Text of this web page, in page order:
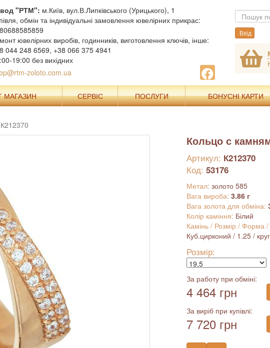
"РТМ": м.Київ, вул.В.Липківського (Урицького), 1
обмін та індивідуальні замовлення ювелірних прикрас:
ювелірних виробів, годинників, виготовлення ключів, інше:
044 248 6569, +38 066 375 4941
19:00 без вихідних
zoloto.com.ua
Вхід
МАГАЗИН СЕРВІС ПОСЛУГИ БОНУСНІ КАРТИ
Кольцо с
Артикул: К212370
Код: 53176
Метал: золото 585
Вага вироба: 3.86 г
Вага золота для обміна:
Колір каміння: Білий
Камінь / Розмір / Форма /
Куб.цирконий / 1.25 /
Розмір:
За работу при обміні:
4 464 грн
За виріб при купівлі:
7 720 грн